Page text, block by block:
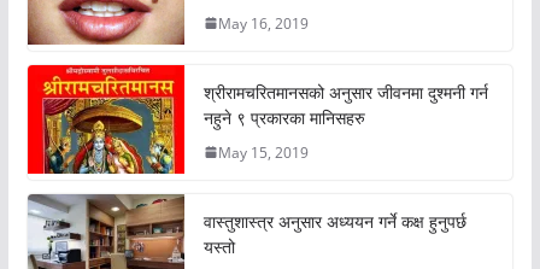
May 16, 2019
श्रीरामचरितमानसको अनुसार जीवनमा दुश्मनी गर्न
नहुने ९ प्रकारका मानिसहरु
May 15, 2019
वास्तुशास्त्र अनुसार अध्ययन गर्ने कक्ष हुनुपर्छ
यस्तो